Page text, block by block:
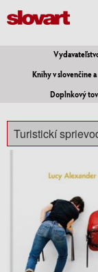
Knihy v slovenčine
Doplnkový